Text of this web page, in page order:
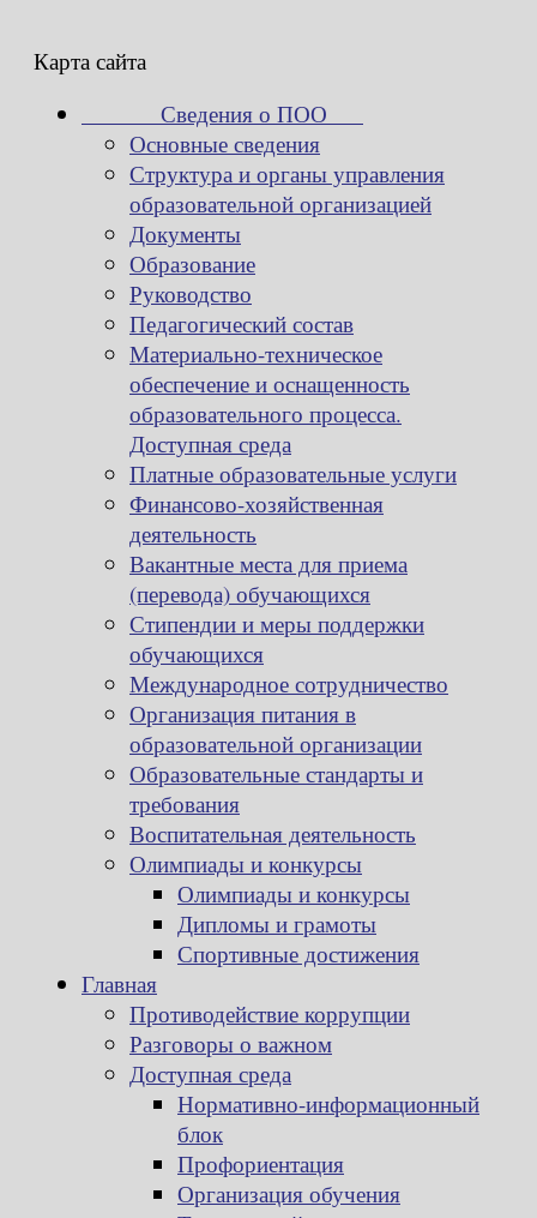
Карта сайта
Сведения о ПОО
Основные сведения
Структура и органы управления
образовательной организацией
Документы
Образование
Руководство
Педагогический состав
Материально-техническое
обеспечение и оснащенность
образовательного процесса.
Доступная среда
Платные образовательные услуги
Финансово-хозяйственная
деятельность
Вакантные места для приема
(перевода) обучающихся
Стипендии и меры поддержки
обучающихся
Международное сотрудничество
Организация питания в
образовательной организации
Образовательные стандарты и
требования
Воспитательная деятельность
Олимпиады и конкурсы
Олимпиады и конкурсы
Дипломы и грамоты
Спортивные достижения
Главная
Противодействие коррупции
Разговоры о важном
Доступная среда
Нормативно-информационный
блок
Профориентация
Организация обучения